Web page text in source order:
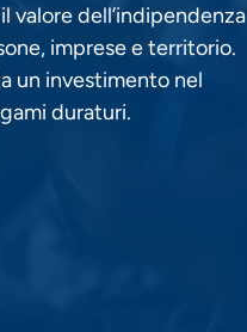
valore dell’indipendenza
imprese e territorio.
un investimento nel
duraturi.